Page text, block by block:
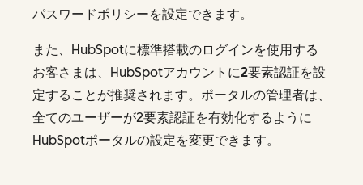
パスワードポリシーを設定できます。
また、HubSpotに標準搭載のログインを使用する
お客さまは、HubSpotアカウントに2要素認証を設
定することが推奨されます。ポータルの管理者は、
全てのユーザーが2要素認証を有効化するように
HubSpotポータルの設定を変更できます。